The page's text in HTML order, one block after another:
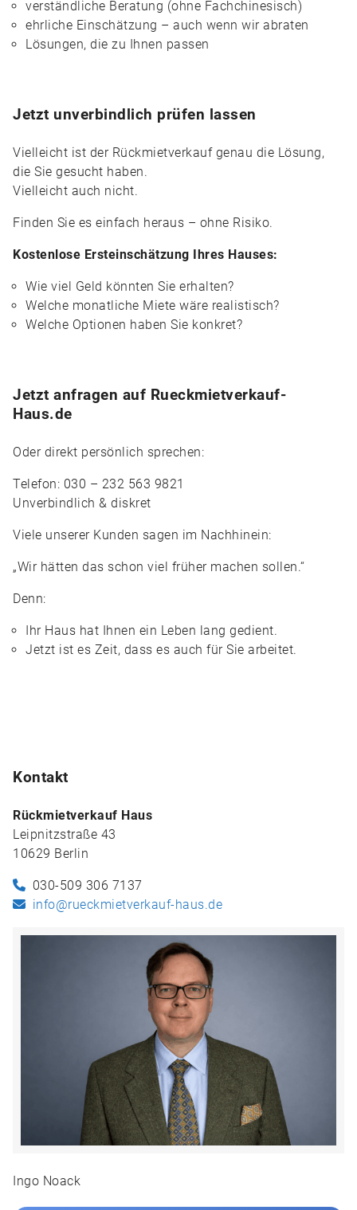
verständliche Beratung (ohne Fachchinesisch)
ehrliche Einschätzung – auch wenn wir abraten
Lösungen, die zu Ihnen passen
Jetzt unverbindlich prüfen lassen
Vielleicht ist der Rückmietverkauf genau die Lösung,
die Sie gesucht haben.
Vielleicht auch nicht.
Finden Sie es einfach heraus – ohne Risiko.
Kostenlose Ersteinschätzung Ihres Hauses:
Wie viel Geld könnten Sie erhalten?
Welche monatliche Miete wäre realistisch?
Welche Optionen haben Sie konkret?
Jetzt anfragen auf Rueckmietverkauf-
Haus.de
Oder direkt persönlich sprechen:
Telefon: 030 – 232 563 9821
Unverbindlich & diskret
Viele unserer Kunden sagen im Nachhinein:
„Wir hätten das schon viel früher machen sollen.“
Denn:
Ihr Haus hat Ihnen ein Leben lang gedient.
Jetzt ist es Zeit, dass es auch für Sie arbeitet.
Kontakt
Rückmietverkauf Haus
Leipnitzstraße 43
10629 Berlin
030-509 306 7137
info@rueckmietverkauf-haus.de
Ingo Noack